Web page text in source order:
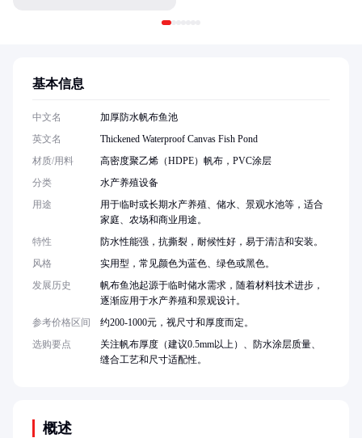
概述
基本信息
中文名
加厚防水帆布鱼池
英文名
Thickened Waterproof Canvas Fish Pond
材质/用料
高密度聚乙烯（HDPE）帆布，PVC涂层
分类
水产养殖设备
用途
用于临时或长期水产养殖、储水、景观水池等，适合
家庭、农场和商业用途。
特性
防水性能强，抗撕裂，耐候性好，易于清洁和安装。
风格
实用型，常见颜色为蓝色、绿色或黑色。
发展历史
帆布鱼池起源于临时储水需求，随着材料技术进步，
逐渐应用于水产养殖和景观设计。
参考价格区间
约200-1000元，视尺寸和厚度而定。
选购要点
关注帆布厚度（建议0.5mm以上）、防水涂层质量、
缝合工艺和尺寸适配性。